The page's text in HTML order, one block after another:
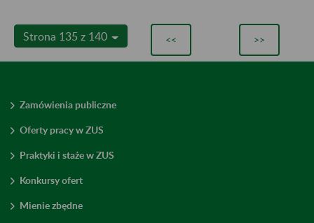
Strona 135 z 140 << >>
Zamówienia publiczne
Oferty pracy w ZUS
Praktyki i staże w ZUS
Konkursy ofert
Mienie zbędne